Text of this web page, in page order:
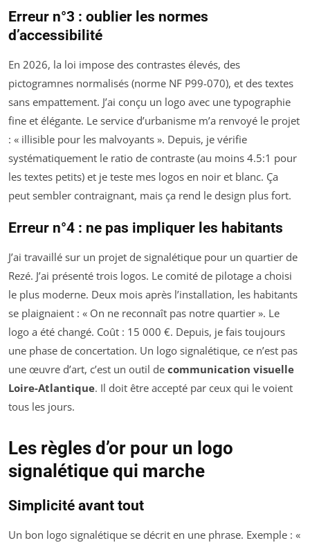
Erreur n°3 : oublier les normes
d’accessibilité
En 2026, la loi impose des contrastes élevés, des
pictogramnes normalisés (norme NF P99-070), et des textes
sans empattement. J’ai conçu un logo avec une typographie
fine et élégante. Le service d’urbanisme m’a renvoyé le projet
: « illisible pour les malvoyants ». Depuis, je vérifie
systématiquement le ratio de contraste (au moins 4.5:1 pour
les textes petits) et je teste mes logos en noir et blanc. Ça
peut sembler contraignant, mais ça rend le design plus fort.
Erreur n°4 : ne pas impliquer les habitants
J’ai travaillé sur un projet de signalétique pour un quartier de
Rezé. J’ai présenté trois logos. Le comité de pilotage a choisi
le plus moderne. Deux mois après l’installation, les habitants
se plaignaient : « On ne reconnaît pas notre quartier ». Le
logo a été changé. Coût : 15 000 €. Depuis, je fais toujours
une phase de concertation. Un logo signalétique, ce n’est pas
une œuvre d’art, c’est un outil de communication visuelle
Loire-Atlantique. Il doit être accepté par ceux qui le voient
tous les jours.
Les règles d’or pour un logo
signalétique qui marche
Simplicité avant tout
Un bon logo signalétique se décrit en une phrase. Exemple : «